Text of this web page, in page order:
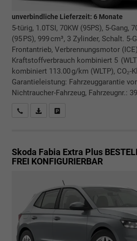
unverbindliche Lieferzeit: 6 Monate
5-türig, 1.0TSI, 70KW (95PS), 5-Gang,
(95 PS), 999 cm³, 3 Zylinder, Schalt. 5-
Frontantrieb, Verbrennungsmotor
Kraftstoffverbrauch kombiniert 5
kombiniert 113.00 g/km (WLTP), CO₂-
Garantieleistung: Fahrzeuggarantie
Nichtraucher-Fahrzeug, Fahrzeugnr.:
Rückrufbitte absenden
PDF-Datei, Fahrzeugexposé drucken
Skoda Fabia Extra Plus
FREI KONFIGURIERBAR